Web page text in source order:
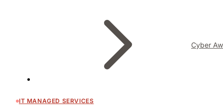
Cyber
IT MANAGED SERVICES